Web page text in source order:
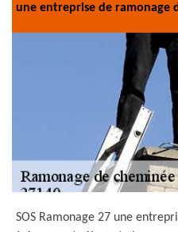
une entreprise de ramonage
SOS Ramonage 27 une